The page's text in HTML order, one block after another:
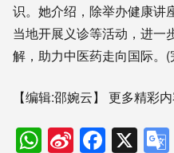
识。她介绍，除举办健康讲
当地开展义诊等活动，进一
解，助力中医药走向国际。(
【编辑:邵婉云】 更多精彩
WhatsApp
Sina X